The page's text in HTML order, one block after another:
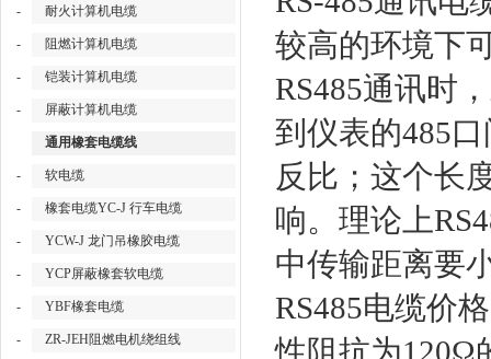
- 耐火计算机电缆
- 阻燃计算机电缆
- 铠装计算机电缆
- 屏蔽计算机电缆
通用橡套电缆线
- 软电缆
- 橡套电缆YC-J 行车电缆
- YCW-J 龙门吊橡胶电缆
- YCP屏蔽橡套软电缆
- YBF橡套电缆
- ZR-JEH阻燃电机绕组线
较高的环境下
RS485通讯时
到仪表的485
反比；这个长
响。理论上
中传输距离要
RS485电缆价
性阻抗为120Ω